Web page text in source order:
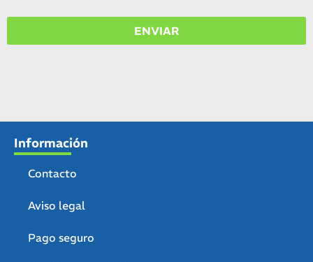
ENVIAR
Información
Contacto
Aviso legal
Pago seguro